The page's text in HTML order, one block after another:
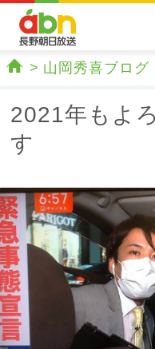
山岡秀喜ブログ
2021年もよ
す